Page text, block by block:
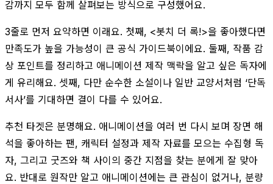
감까지 모두 함께 살펴보는 방식으로 구성했어요.
3줄로 먼저 요약하면 이래요. 첫째, <봇치 더 록!>을 좋아했다면
만족도가 높을 가능성이 큰 공식 가이드북이에요. 둘째, 작품 감
상 포인트를 정리하고 애니메이션 제작 맥락을 알고 싶은 독자에
게 유리해요. 셋째, 다만 순수한 소설이나 일반 교양서처럼 ‘단독
서사’를 기대하면 결이 다를 수 있어요.
추천 타겟은 분명해요. 애니메이션을 여러 번 다시 보며 장면 해
석을 좋아하는 팬, 캐릭터 설정과 제작 자료를 모으는 수집형 독
자, 그리고 굿즈와 책 사이의 중간 지점을 찾는 분에게 잘 맞아
요. 반대로 원작만 알고 애니메이션에는 큰 관심이 없거나, 분량